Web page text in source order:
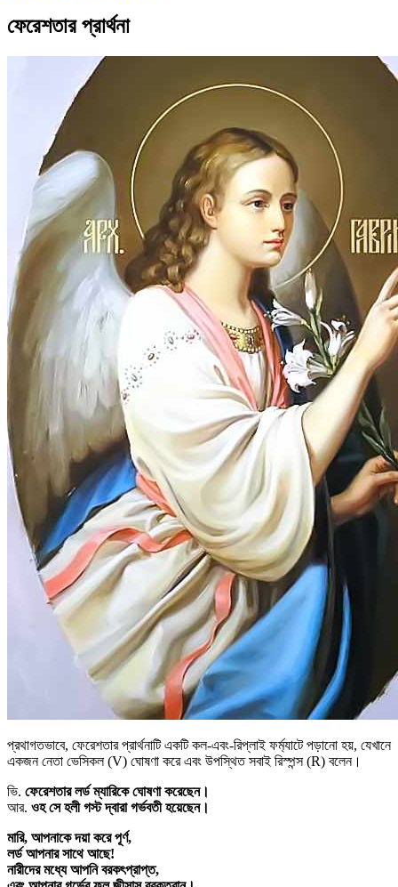
ফেরেশতার প্রার্থনা
প্রথাগতভাবে, ফেরেশতার প্রার্থনাটি একটি কল-এবং-রিপ্লাই ফর্ম্যাটে পড়ানো হয়, যেখানে
একজন নেতা ভেসিকল (V) ঘোষণা করে এবং উপস্থিত সবাই রিস্পন্স (R) বলেন।
ভি. ফেরেশতার লর্ড ম্যারিকে ঘোষণা করেছেন।
আর. ওহ সে হলী গস্ট দ্বারা গর্ভবতী হয়েছেন।
মারি, আপনাকে দয়া করে পূর্ণ,
লর্ড আপনার সাথে আছে!
নারীদের মধ্যে আপনি বরকৎপ্রাপ্ত,